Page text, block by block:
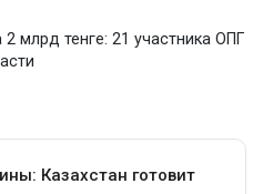
млрд тенге: 21 участника ОПГ